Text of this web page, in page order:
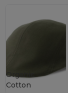
Organic
Cotton